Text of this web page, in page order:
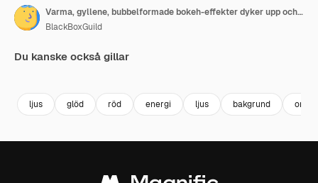
Varma, gyllene, bubbelformade bokeh-effekter dyker upp och försvinner på en mörk bakgrund, i en loopande animering
BlackBoxGuild
Du kanske också gillar
ljus glöd röd energi ljus bakgrund